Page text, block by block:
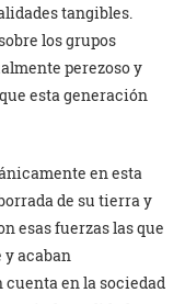
tangibles.
los grupos
perezoso y
esta generación
en esta
de su tierra y
esas fuerzas las que
acaban
en la sociedad